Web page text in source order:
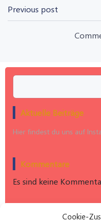
Cookie-
Post
navigation
Previous post
Suchen
Aktuelle Beiträge
Hier findest du uns auf
Kommentare
Es sind keine
Hier findest du uns auf